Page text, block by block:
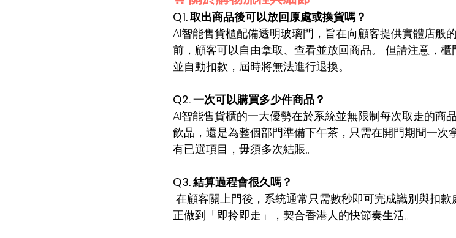
Q1. 取出商品後可以放回原處或換貨嗎？
AI智能售貨櫃配備透明玻璃門，旨在向顧客提供實體店般
前，顧客可以自由拿取、查看並放回商品。 但請注意，
並自動扣款，屆時將無法進行退換。
Q2. 一次可以購買多少件商品？
AI智能售貨櫃的一大優勢在於系統並無限制每次取走的商
飲品，還是為整個部門準備下午茶，只需在開門期間一次
有已選項目，毋須多次結賬。
Q3. 結算過程會很久嗎？
在顧客關上門後，系統通常只需數秒即可完成識別與扣
正做到「即拎即走」，契合香港人的快節奏生活。